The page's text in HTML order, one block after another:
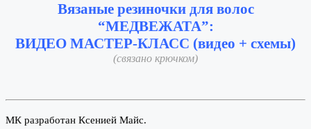
Вязаные резиночки для волос
“МЕДВЕЖАТА”:
ВИДЕО МАСТЕР-КЛАСС (видео + схемы)
(связано крючком)
МК разработан Ксенией Майс.